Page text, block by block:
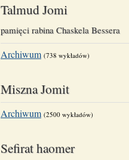
Talmud Jomi
pamięci rabina Chaskela Bessera
Archiwum (738 wykładów)
Miszna Jomit
Archiwum (2500 wykładów)
Sefirat haomer